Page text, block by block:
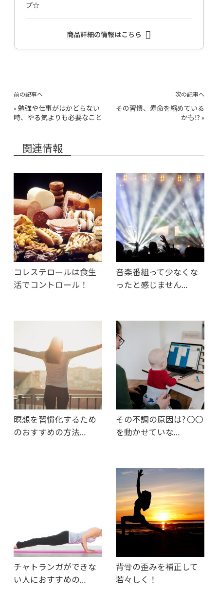
プ☆
商品詳細の情報はこちら
前の記事へ
«勉強や仕事がはかどらない
時、やる気よりも必要なこと
次の記事へ
その習慣、寿命を縮めている
かも!? »
関連情報
コレステロールは食生
活でコントロール！
音楽番組って少なくな
ったと感じません…
瞑想を習慣化するため
のおすすめの方法…
その不調の原因は? 〇〇
を動かせていな…
チャトランガができな
い人におすすめの…
背骨の歪みを補正して
若々しく！